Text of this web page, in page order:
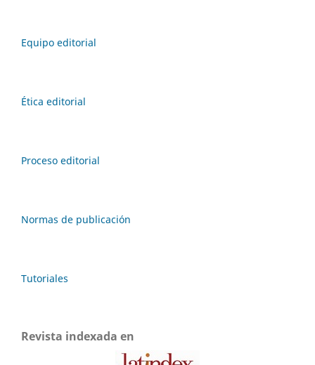
Equipo editorial
Ética editorial
Proceso editorial
Normas de publicación
Tutoriales
Revista indexada en